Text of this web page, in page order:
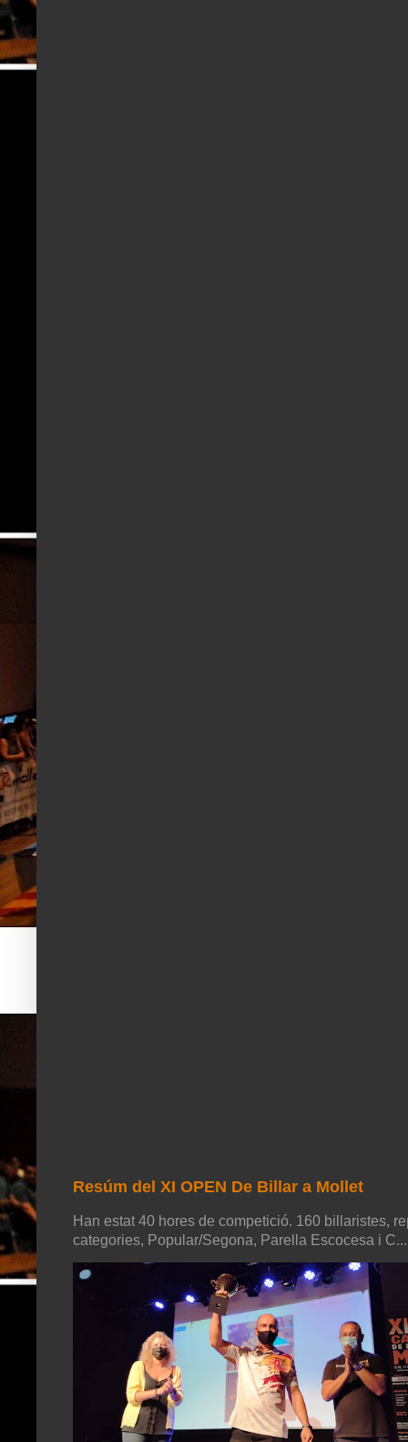
Resúm del XI OPEN De Billar a Mollet
Han estat 40 hores de competició. 160 billaristes,
categories, Popular/Segona, Parella Escocesa i C...